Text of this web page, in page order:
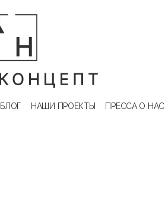
БЛОГ НАШИ ПРОЕКТЫ ПРЕССА О НАС